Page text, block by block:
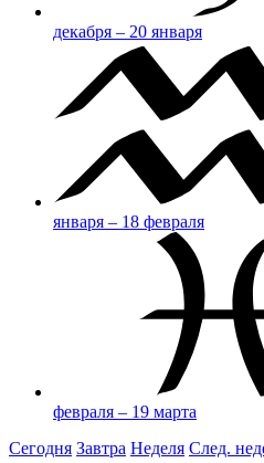
декабря – 20 января
января – 18 февраля
февраля – 19 марта
Сегодня Завтра Неделя След.